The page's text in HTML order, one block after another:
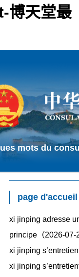
博天堂最
mots du
page d'accueil
xi jinping adresse
principe（2026-07-
xi jinping
xi jinping